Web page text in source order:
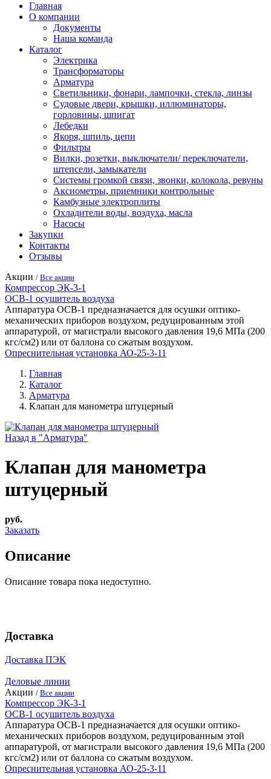
Главная
О компании
Документы
Наша команда
Каталог
Электрика
Трансформаторы
Арматура
Светильники, фонари, лампочки, стекла, линзы
Судовыe двери, крышки, иллюминаторы,
горловины, шпигат
Лебедки
Якоря, шпиль, цепи
Фильтры
Вилки, розетки, выключатели/ переключатели,
штепсели, замыкатели
Системы громкой связи, звонки, колокола, ревуны
Аксиометры, приемники контрольные
Камбузные электроплиты
Охладители воды, воздуха, масла
Насосы
Закупки
Контакты
Отзывы
Акции / Все акции
Компрессор ЭК-3-1
ОСВ-1 осушитель воздуха
Аппаратура ОСВ-1 предназначается для осушки оптико-
механических приборов воздухом, редуцированным этой
аппаратурой, от магистрали высокого давления 19,6 МПа (200
кгс/см2) или от баллона со сжатым воздухом.
Опреснительная установка АО-25-3-11
Главная
Каталог
Арматура
Клапан для манометра штуцерный
Назад в "Арматура"
Клапан для манометра
штуцерный
руб.
Заказать
Описание
Описание товара пока недоступно.
Доставка
Доставка ПЭК
Деловые линии
Акции / Все акции
Компрессор ЭК-3-1
ОСВ-1 осушитель воздуха
Аппаратура ОСВ-1 предназначается для осушки оптико-
механических приборов воздухом, редуцированным этой
аппаратурой, от магистрали высокого давления 19,6 МПа (200
кгс/см2) или от баллона со сжатым воздухом.
Опреснительная установка АО-25-3-11